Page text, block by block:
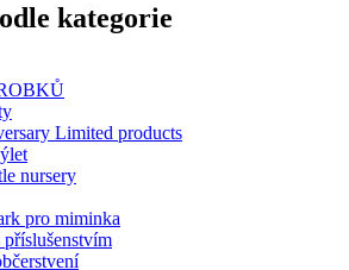
kategorie
Limited products
nursery
pro miminka